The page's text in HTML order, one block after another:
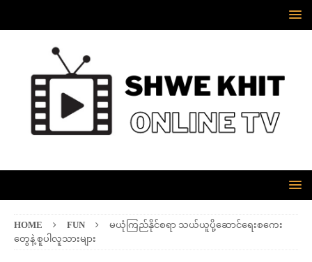
HOME FUN
မယုံကြည်နိုင်စရာ သယ်ယူပို့ဆောင်ရေးစကေး
တွေနဲ့ စူပါလူသားများ